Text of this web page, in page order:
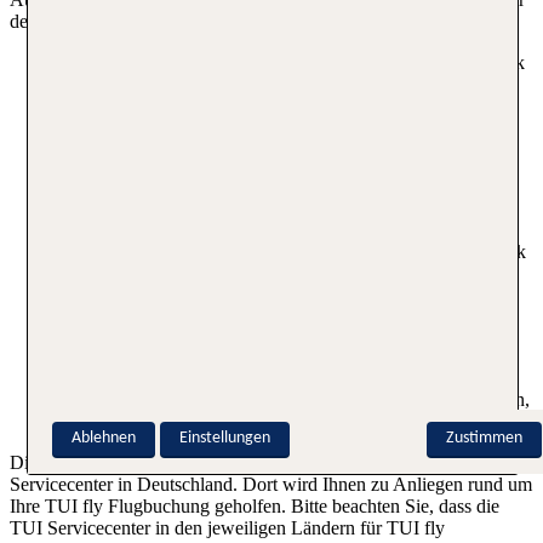
den folgenden Nummern:
(0,53 € pro Minute, Mobilfunk
(lokale Rate, Mobilfunk
aus dem dt. Festnetz, max. 42 Ct./ Min. aus Mobilfunknetzen,
zzgl. internationaler Gebühren des Telefonanbieters.)
Die genannten Telefonnummern verbinden Sie mit dem TUI fly
Servicecenter in Deutschland. Dort wird Ihnen zu Anliegen rund um
Ihre TUI fly Flugbuchung geholfen. Bitte beachten Sie, dass die
TUI Servicecenter in den jeweiligen Ländern für TUI fly
Zustimmen
Ablehnen Einstellungen